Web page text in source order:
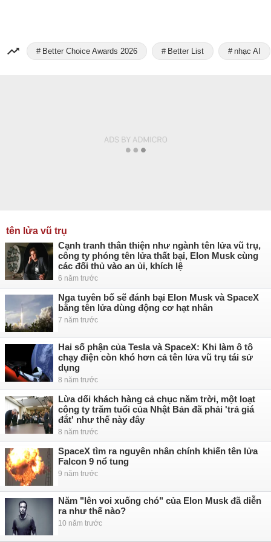
Better Choice Awards 2026 Better List nhạc AI
tên lửa vũ trụ
Cạnh tranh thân thiện như ngành tên lửa vũ trụ,
công ty phóng tên lửa thất bại, Elon Musk cùng
các đối thủ vào an ủi, khích lệ
6 năm trước
Nga tuyên bố sẽ đánh bại Elon Musk và SpaceX
bằng tên lửa dùng động cơ hạt nhân
7 năm trước
Hai số phận của Tesla và SpaceX: Khi làm ô tô
chạy điện còn khó hơn cả tên lửa vũ trụ tái sử
dụng
8 năm trước
Lừa dối khách hàng cả chục năm trời, một loạt
công ty trăm tuổi của Nhật Bản đã phải 'trả giá
đắt' như thế này đây
8 năm trước
SpaceX tìm ra nguyên nhân chính khiến tên lửa
Falcon 9 nổ tung
9 năm trước
Năm "lên voi xuống chó" của Elon Musk đã diễn
ra như thế nào?
10 năm trước